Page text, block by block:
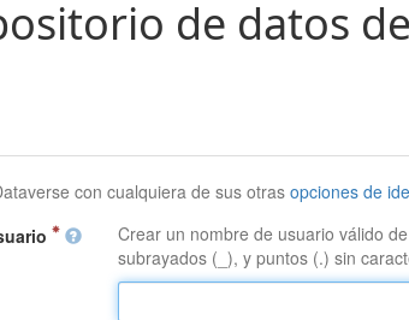
de datos
con cualquiera de sus otrasopciones de
Crear un nombre de usuario válido
subrayados (_), y puntos (.) sin